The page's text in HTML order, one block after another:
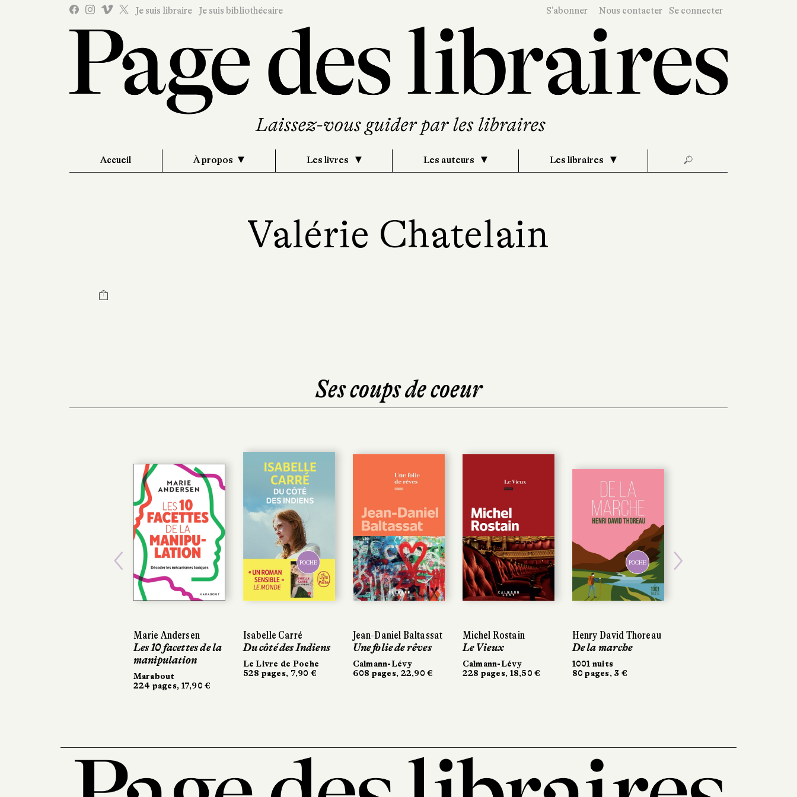
Je suis libraire Je suis bibliothécaire S'abonner Nous contacter Se connecter
Accueil À propos Les livres Les auteurs Les libraires 🔎
Valérie Chatelain
Ses coups de coeur
Marie Andersen
Les 10 facettes de la
manipulation
Marabout
224 pages, 17,90 €
POCHE
Isabelle Carré
Du côté des Indiens
Le Livre de Poche
528 pages, 7,90 €
Jean-Daniel Baltassat
Une folie de rêves
Calmann-Lévy
608 pages, 22,90 €
Michel Rostain
Le Vieux
Calmann-Lévy
228 pages, 18,50 €
POCHE
Henry David Thoreau
De la marche
1001 nuits
80 pages, 3 €
Previous